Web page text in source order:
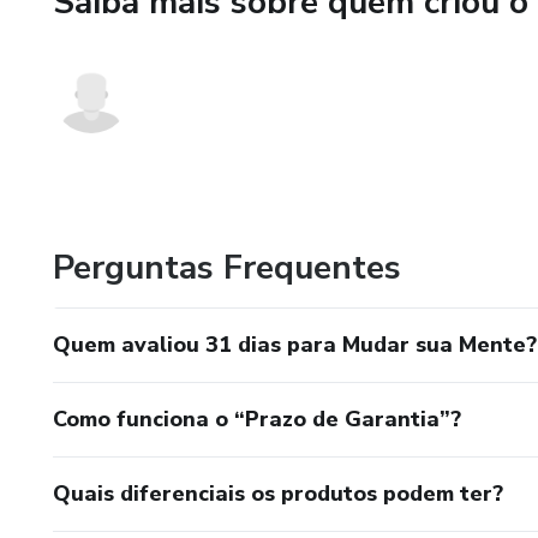
Perguntas Frequentes
Quem avaliou 31 dias para Mudar sua Mente?
Como funciona o “Prazo de Garantia”?
Quais diferenciais os produtos podem ter?